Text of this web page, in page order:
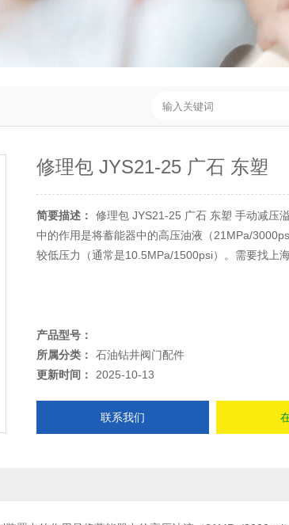
修理包 JYS21-25 广石 东塑
简要描述：
修理包 JYS21-25 广石 东塑 手动减压
中的作用是将蓄能器中的高压油液（21MPa/
较低压力（通常是10.5MPa/1500psi）。需要找上
产品型号：
所属分类：
石油钻井阀门配件
更新时间：
2025-10-13
联系我们